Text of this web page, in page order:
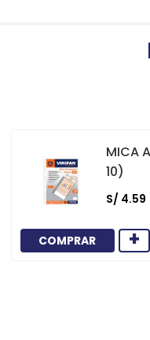
MICA
10)
S/ 4.59
COMPRAR +